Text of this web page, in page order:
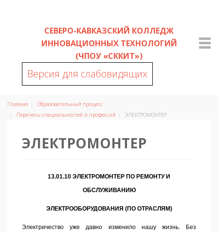
СЕВЕРО-КАВКАЗСКИЙ КОЛЛЕДЖ
ИННОВАЦИОННЫХ ТЕХНОЛОГИЙ
(ЧПОУ «СККИТ»)
Версия для слабовидящих
Главная
Образовательный процесс
Перечень специальностей и профессий
ЭЛЕКТРОМОНТЕР
ЭЛЕКТРОМОНТЕР
13.01.10 ЭЛЕКТРОМОНТЕР ПО РЕМОНТУ И
ОБСЛУЖИВАНИЮ
ЭЛЕКТРООБОРУДОВАНИЯ (ПО ОТРАСЛЯМ)
Электричество уже давно изменило нашу жизнь. Без